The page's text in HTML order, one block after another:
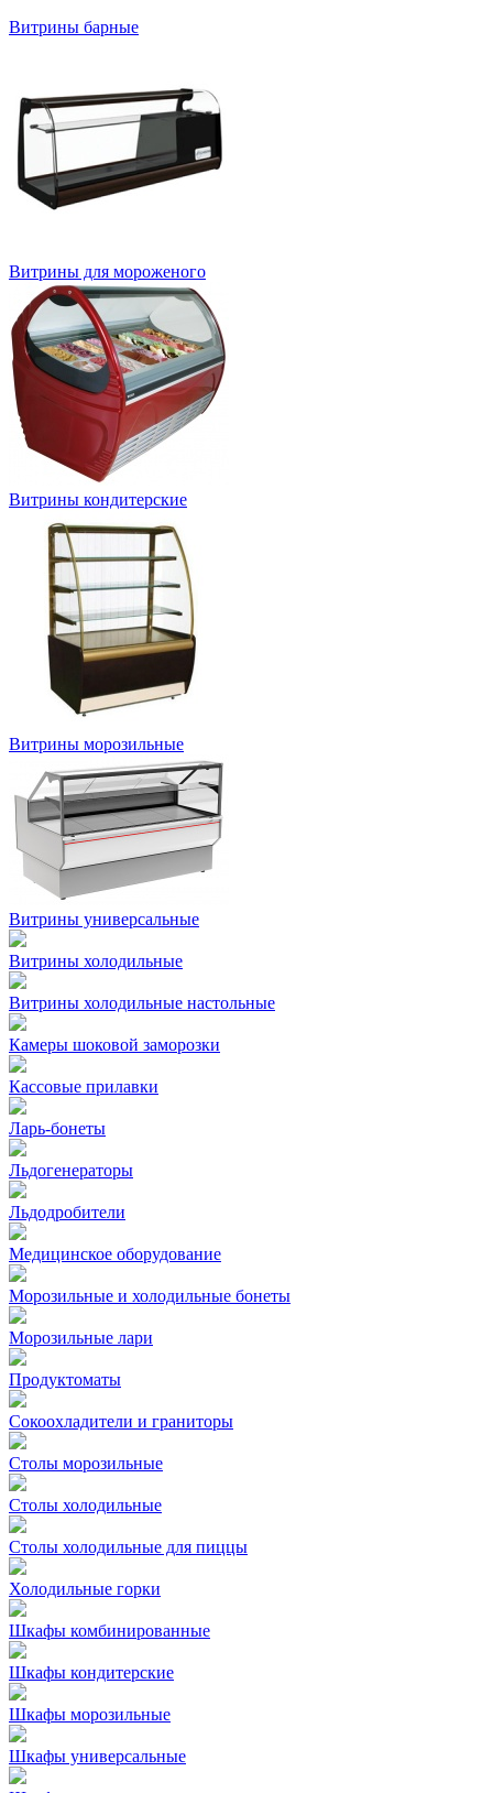
Витрины барные
Витрины для мороженого
Витрины кондитерские
Витрины морозильные
Витрины универсальные
Витрины холодильные
Витрины холодильные настольные
Камеры шоковой заморозки
Кассовые прилавки
Ларь-бонеты
Льдогенераторы
Льдодробители
Медицинское оборудование
Морозильные и холодильные бонеты
Морозильные лари
Продуктоматы
Сокоохладители и граниторы
Столы морозильные
Столы холодильные
Столы холодильные для пиццы
Холодильные горки
Шкафы комбинированные
Шкафы кондитерские
Шкафы морозильные
Шкафы универсальные